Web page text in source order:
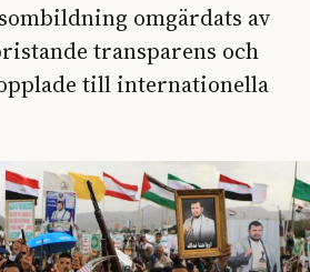
omgärdats av
transparens och
till internationella